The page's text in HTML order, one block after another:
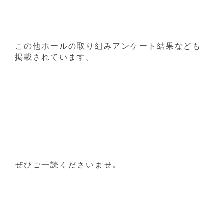
この他ホールの取り組みアンケート結果なども
掲載されています。
ぜひご一読くださいませ。